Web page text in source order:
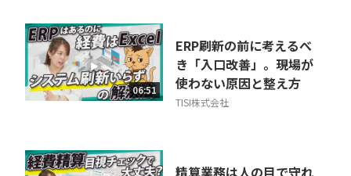
06:51
ERP刷新の前に考えるべ
き「入口改善」。現場が
使わない原因と整え方
TISI株式会社